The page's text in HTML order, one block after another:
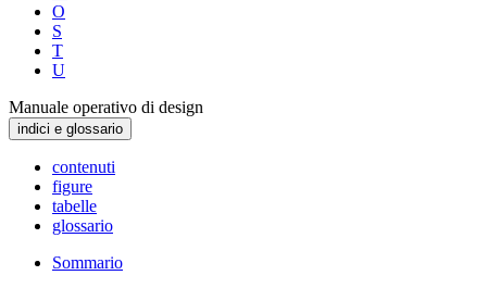
O
S
T
U
Manuale operativo di design
indici e glossario
contenuti
figure
tabelle
glossario
Sommario